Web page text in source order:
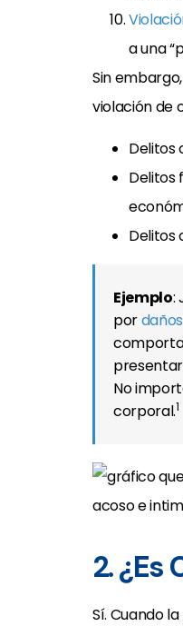
a una
Sin
violación de
Delitos
Delitos
Delitos
Ejemplo:
por
No
corporal.1
2.
Sí. Cuando